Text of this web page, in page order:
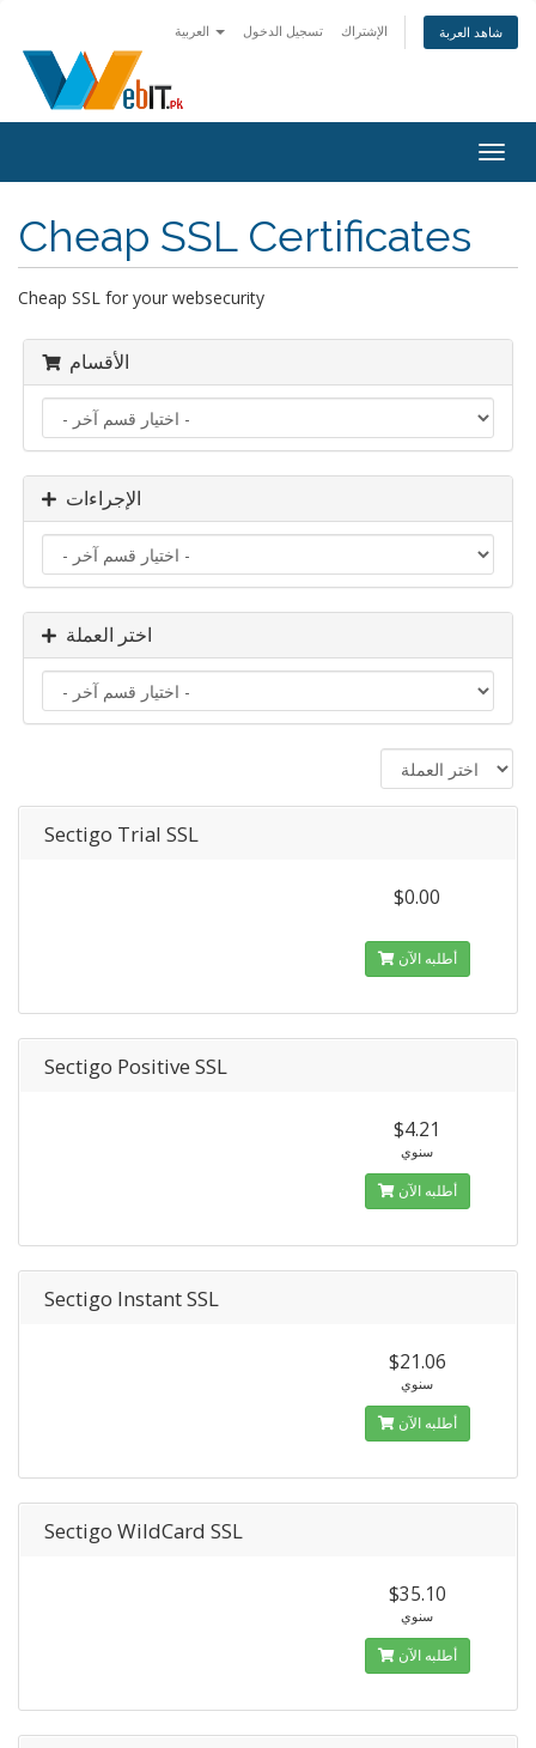
تسجيل الدخول الإشتراك شاهد العربة
Cheap SSL Certificates
Cheap SSL for your websecurity
الأقسام
الإجراءات
اختر العملة
Sectigo Trial SSL
$0.00
أطلبه الآن
Sectigo Positive SSL
$4.21
سنوي
أطلبه الآن
Sectigo Instant SSL
$21.06
سنوي
أطلبه الآن
Sectigo WildCard SSL
$35.10
سنوي
أطلبه الآن